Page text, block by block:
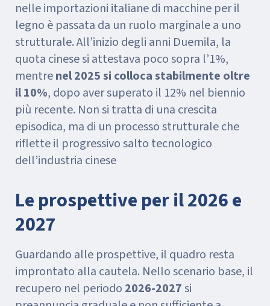
nelle importazioni italiane di macchine per il
legno è passata da un ruolo marginale a uno
strutturale. All’inizio degli anni Duemila, la
quota cinese si attestava poco sopra l’1%,
mentrenel 2025 si colloca stabilmente oltre
il 10%, dopo aver superato il 12% nel biennio
più recente. Non si tratta di una crescita
episodica, ma di un processo strutturale che
riflette il progressivo salto tecnologico
dell’industria cinese
Le prospettive per il 2026 e
2027
Guardando alle prospettive, il quadro resta
improntato alla cautela. Nello scenario base, il
recupero nel periodo 2026-2027si